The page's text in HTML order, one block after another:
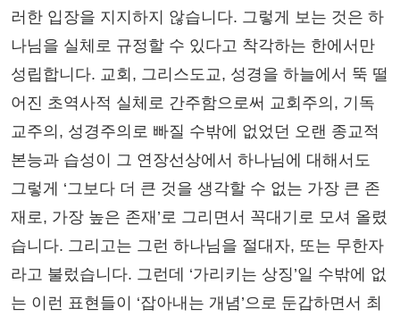
러한 입장을 지지하지 않습니다. 그렇게 보는 것은 하
나님을 실체로 규정할 수 있다고 착각하는 한에서만
성립합니다. 교회, 그리스도교, 성경을 하늘에서 뚝 떨
어진 초역사적 실체로 간주함으로써 교회주의, 기독
교주의, 성경주의로 빠질 수밖에 없었던 오랜 종교적
본능과 습성이 그 연장선상에서 하나님에 대해서도
그렇게 ‘그보다 더 큰 것을 생각할 수 없는 가장 큰 존
재로, 가장 높은 존재’로 그리면서 꼭대기로 모셔 올렸
습니다. 그리고는 그런 하나님을 절대자, 또는 무한자
라고 불렀습니다. 그런데 ‘가리키는 상징’일 수밖에 없
는 이런 표현들이 ‘잡아내는 개념’으로 둔갑하면서 최